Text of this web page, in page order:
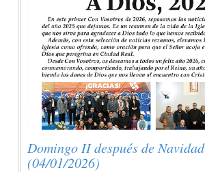
Domingo II después de Navidad
(04/01/2026)